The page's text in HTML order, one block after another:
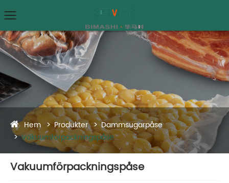
Hem Produkter
Dammsugarpåse
Vakuumförpackningspåse
Vakuumförpackningspåse